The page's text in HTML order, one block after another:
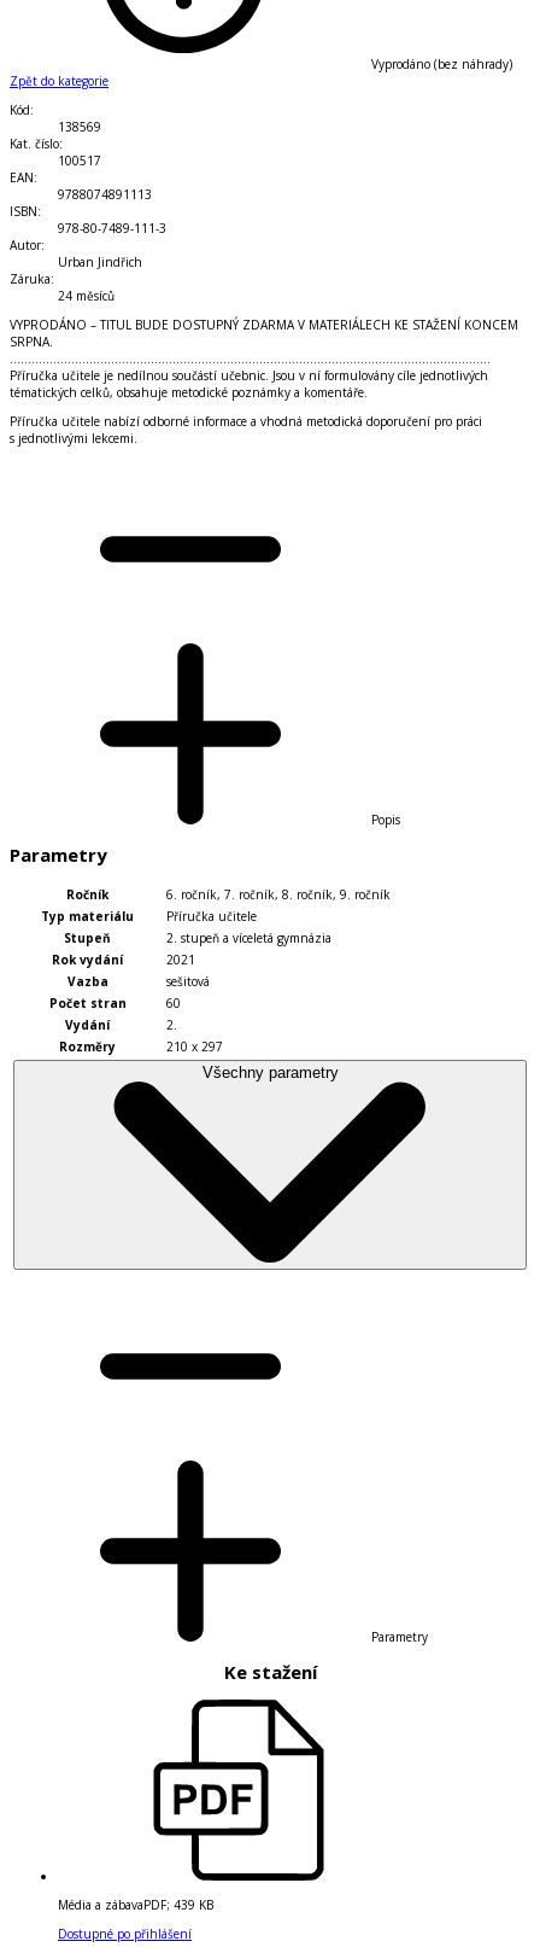
Vyprodáno (bez náhrady)
Zpět do kategorie
Kód:
138569
Kat. číslo:
100517
EAN:
9788074891113
ISBN:
978-80-7489-111-3
Autor:
Urban Jindřich
Záruka:
24 měsíců
VYPRODÁNO – TITUL BUDE DOSTUPNÝ ZDARMA V MATERIÁLECH KE STAŽENÍ KONCEM
SRPNA.
.....................................................................................................................................
Příručka učitele je nedílnou součástí učebnic. Jsou v ní formulovány cíle jednotlivých
tématických celků, obsahuje metodické poznámky a komentáře.
Příručka učitele nabízí odborné informace a vhodná metodická doporučení pro práci
s jednotlivými lekcemi.
Popis
Parametry
Ročník 6. ročník, 7. ročník, 8. ročník, 9. ročník
Typ materiálu
Příručka učitele
Stupeň
2. stupeň a víceletá gymnázia
Rok vydání
2021
Vazba
sešitová
Počet stran
60
Vydání
2.
Rozměry
210 x 297
Všechny parametry
Parametry
Ke stažení
Média a zábavaPDF; 439 KB
Dostupné po přihlášení